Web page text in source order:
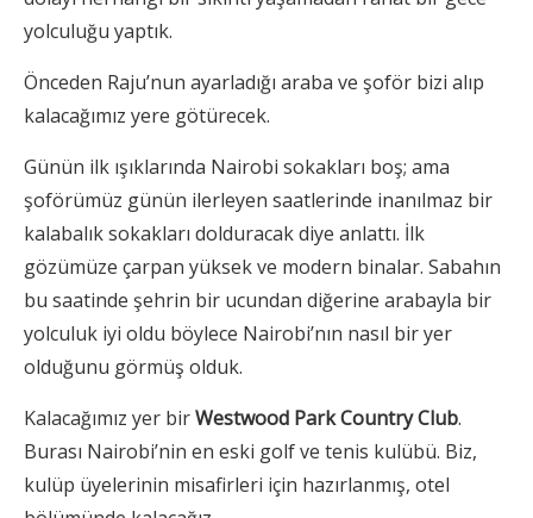
yolculuğu yaptık.
Önceden Raju’nun ayarladığı araba ve şoför bizi alıp
kalacağımız yere götürecek.
Günün ilk ışıklarında Nairobi sokakları boş; ama
şoförümüz günün ilerleyen saatlerinde inanılmaz bir
kalabalık sokakları dolduracak diye anlattı. İlk
gözümüze çarpan yüksek ve modern binalar. Sabahın
bu saatinde şehrin bir ucundan diğerine arabayla bir
yolculuk iyi oldu böylece Nairobi’nın nasıl bir yer
olduğunu görmüş olduk.
Kalacağımız yer birWestwood Park Country Club.
Burası Nairobi’nin en eski golf ve tenis kulübü. Biz,
kulüp üyelerinin misafirleri için hazırlanmış, otel